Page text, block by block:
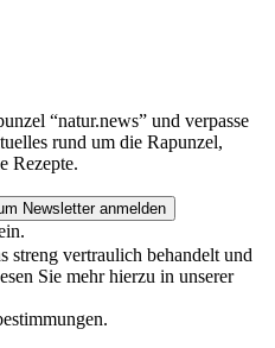
“natur.news” und verpasse
rund um die Rapunzel,
Rezepte.
streng vertraulich behandelt und
Sie mehr hierzu in unserer